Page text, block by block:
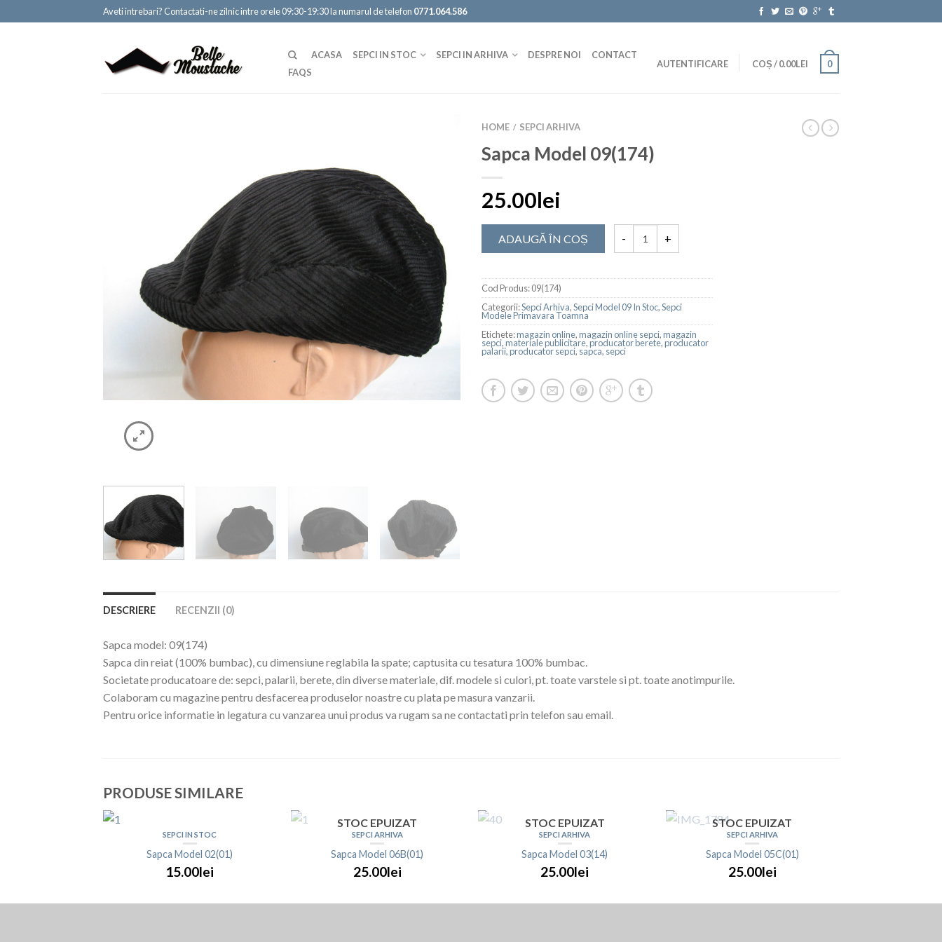
Aveti intrebari? Contactati-ne zilnic intre orele 09:30-19:30 la numarul de telefon 0771.064.586
ACASA SEPCI IN STOC SEPCI IN ARHIVA DESPRE NOI
CONTACT
FAQS
AUTENTIFICARE COȘ/0.00LEI 0
HOME / SEPCI ARHIVA
Sapca Model 09(174)
25.00lei
ADAUGĂ ÎN COȘ
Cod Produs:09(174)
Categorii:Sepci Arhiva,Sepci Model 09 In Stoc,Sepci
Modele Primavara Toamna
Etichete:magazin online,magazin online sepci,magazin
sepci,materiale publicitare,producator berete,producator
palarii,producator sepci, sapca, sepci
DESCRIERE RECENZII (0)
Sapca model: 09(174)
Sapca din reiat (100% bumbac), cu dimensiune reglabila la spate; captusita cu tesatura 100% bumbac.
Societate producatoare de: sepci, palarii, berete, din diverse materiale, dif. modele si culori, pt. toate varstele si pt. toate anotimpurile.
Colaboram cu magazine pentru desfacerea produselor noastre cu plata pe masura vanzarii.
Pentru orice informatie in legatura cu vanzarea unui produs va rugam sa ne contactati prin telefon sau email.
PRODUSE SIMILARE
SEPCI IN STOC
Sapca Model 02(01)
15.00lei
STOC EPUIZAT
SEPCI ARHIVA
Sapca Model 06B(01)
25.00lei
STOC EPUIZAT
SEPCI ARHIVA
Sapca Model 03(14)
25.00lei
STOC EPUIZAT
SEPCI ARHIVA
Sapca Model 05C(01)
25.00lei